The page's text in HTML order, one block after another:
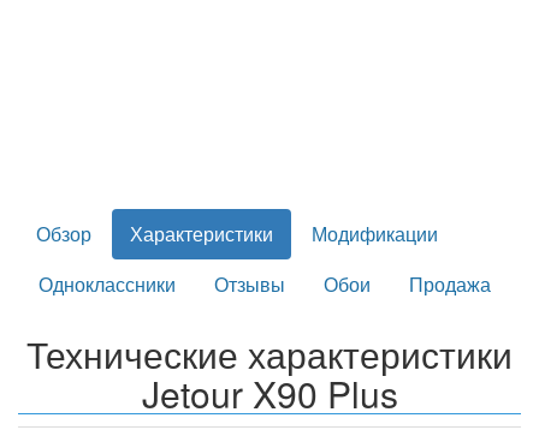
Обзор Характеристики
Модификации
Одноклассники
Отзывы Обои Продажа
Технические характеристики
Jetour X90 Plus